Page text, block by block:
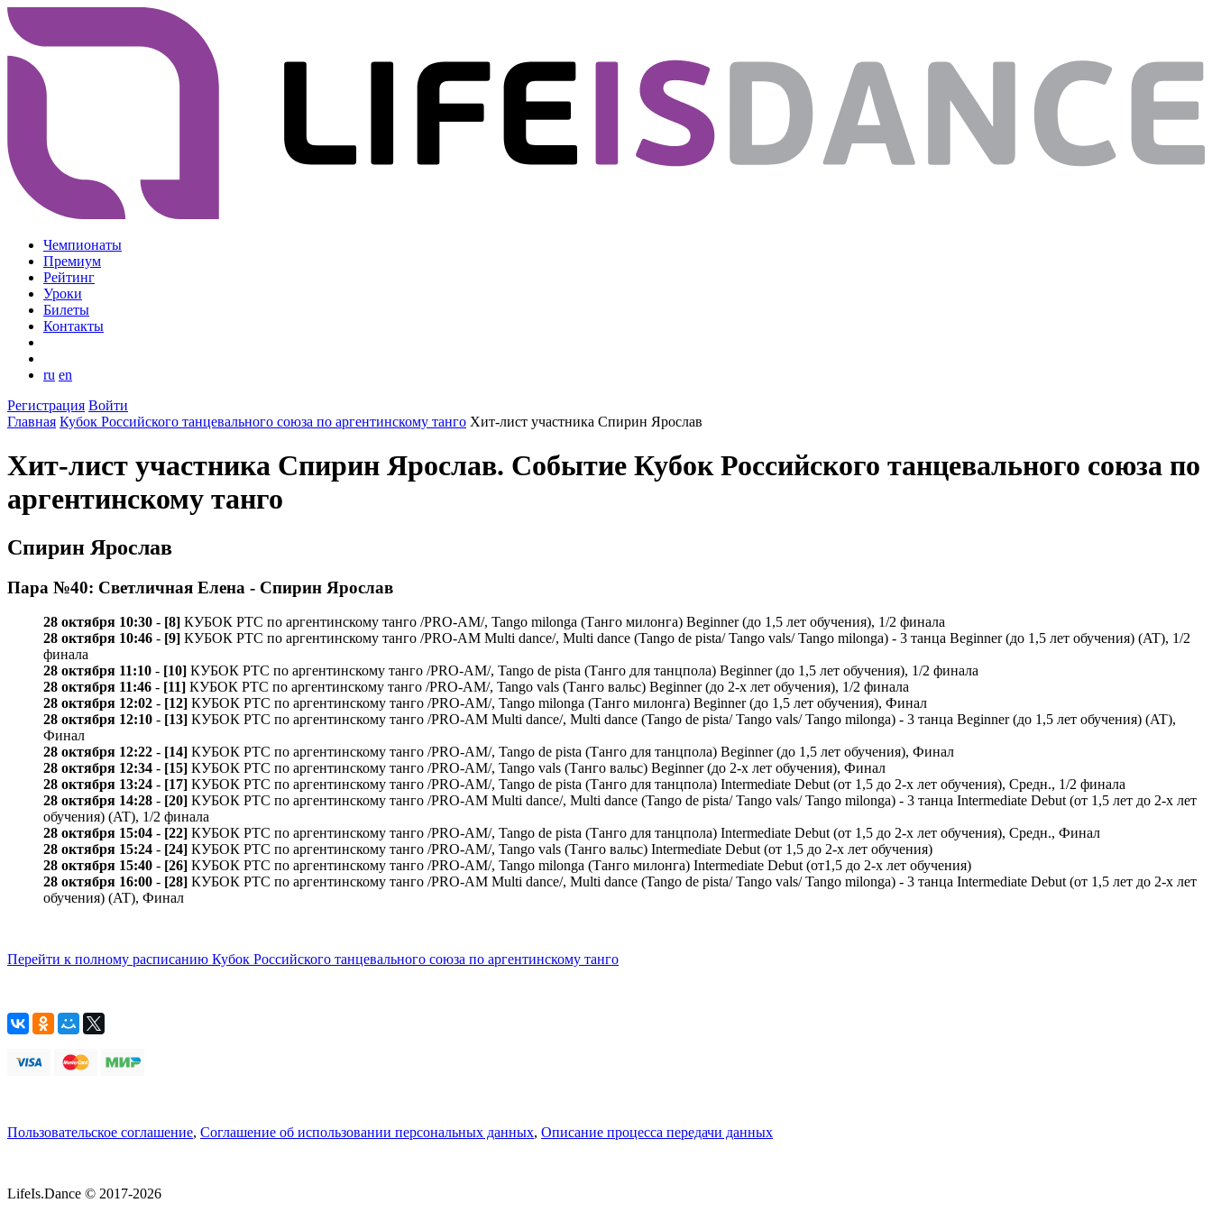
Чемпионаты
Премиум
Рейтинг
Уроки
Билеты
Контакты
ru en
Регистрация Войти
Главная Кубок Российского танцевального союза по аргентинскому танго Хит-лист участника Спирин Ярослав
Хит-лист участника Спирин Ярослав. Событие Кубок Российского танцевального союза по
аргентинскому танго
Спирин Ярослав
Пара №40: Светличная Елена - Спирин Ярослав
28 октября 10:30 - [8] КУБОК РТС по аргентинскому танго /PRO-AM/, Tango milonga (Танго милонга) Beginner (до 1,5 лет обучения), 1/2 финала
28 октября 10:46 - [9] КУБОК РТС по аргентинскому танго /PRO-AM Multi dance/, Multi dance (Tango de pista/ Tango vals/ Tango milonga) - 3 танца Beginner (до 1,5 лет обучения) (AT), 1/2
финала
28 октября 11:10 - [10] КУБОК РТС по аргентинскому танго /PRO-AM/, Tango de pista (Танго для танцпола) Beginner (до 1,5 лет обучения), 1/2 финала
28 октября 11:46 - [11] КУБОК РТС по аргентинскому танго /PRO-AM/, Tango vals (Танго вальс) Beginner (до 2-х лет обучения), 1/2 финала
28 октября 12:02 - [12] КУБОК РТС по аргентинскому танго /PRO-AM/, Tango milonga (Танго милонга) Beginner (до 1,5 лет обучения), Финал
28 октября 12:10 - [13] КУБОК РТС по аргентинскому танго /PRO-AM Multi dance/, Multi dance (Tango de pista/ Tango vals/ Tango milonga) - 3 танца Beginner (до 1,5 лет обучения) (AT),
Финал
28 октября 12:22 - [14] КУБОК РТС по аргентинскому танго /PRO-AM/, Tango de pista (Танго для танцпола) Beginner (до 1,5 лет обучения), Финал
28 октября 12:34 - [15] КУБОК РТС по аргентинскому танго /PRO-AM/, Tango vals (Танго вальс) Beginner (до 2-х лет обучения), Финал
28 октября 13:24 - [17] КУБОК РТС по аргентинскому танго /PRO-AM/, Tango de pista (Танго для танцпола) Intermediate Debut (от 1,5 до 2-х лет обучения), Средн., 1/2 финала
28 октября 14:28 - [20] КУБОК РТС по аргентинскому танго /PRO-AM Multi dance/, Multi dance (Tango de pista/ Tango vals/ Tango milonga) - 3 танца Intermediate Debut (от 1,5 лет до 2-х лет
обучения) (AT), 1/2 финала
28 октября 15:04 - [22] КУБОК РТС по аргентинскому танго /PRO-AM/, Tango de pista (Танго для танцпола) Intermediate Debut (от 1,5 до 2-х лет обучения), Средн., Финал
28 октября 15:24 - [24] КУБОК РТС по аргентинскому танго /PRO-AM/, Tango vals (Танго вальс) Intermediate Debut (от 1,5 до 2-х лет обучения)
28 октября 15:40 - [26] КУБОК РТС по аргентинскому танго /PRO-AM/, Tango milonga (Танго милонга) Intermediate Debut (от1,5 до 2-х лет обучения)
28 октября 16:00 - [28] КУБОК РТС по аргентинскому танго /PRO-AM Multi dance/, Multi dance (Tango de pista/ Tango vals/ Tango milonga) - 3 танца Intermediate Debut (от 1,5 лет до 2-х лет
обучения) (AT), Финал
Перейти к полному расписанию Кубок Российского танцевального союза по аргентинскому танго
Пользовательское соглашение, Соглашение об использовании персональных данных, Описание процесса передачи данных
LifeIs.Dance © 2017-2026